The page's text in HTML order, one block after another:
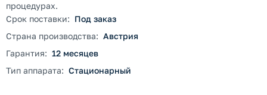
процедурах.
Срок поставки: Под заказ
Страна производства: Австрия
Гарантия: 12 месяцев
Тип аппарата: Стационарный